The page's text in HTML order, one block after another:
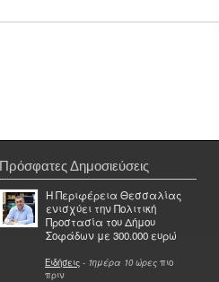
Πρόσφατες Δημοσιεύσεις
Η Περιφέρεια Θεσσαλίας
ενισχύει την Πολιτική
Προστασία του Δήμου
Σοφάδων με 300.000 ευρώ
Ειδήσεις - 1ημέρα 10 ώρες πιο
πριν